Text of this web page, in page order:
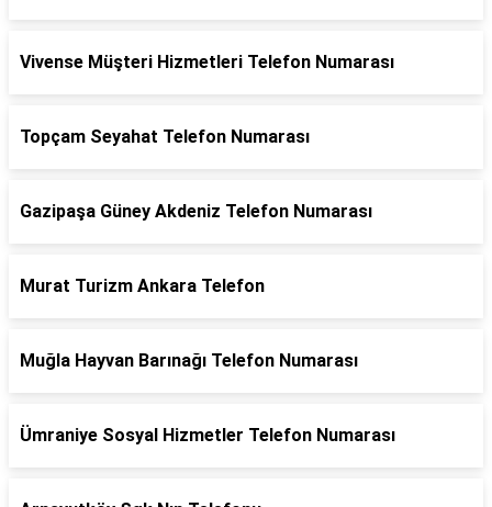
Vivense Müşteri Hizmetleri Telefon Numarası
Topçam Seyahat Telefon Numarası
Gazipaşa Güney Akdeniz Telefon Numarası
Murat Turizm Ankara Telefon
Muğla Hayvan Barınağı Telefon Numarası
Ümraniye Sosyal Hizmetler Telefon Numarası